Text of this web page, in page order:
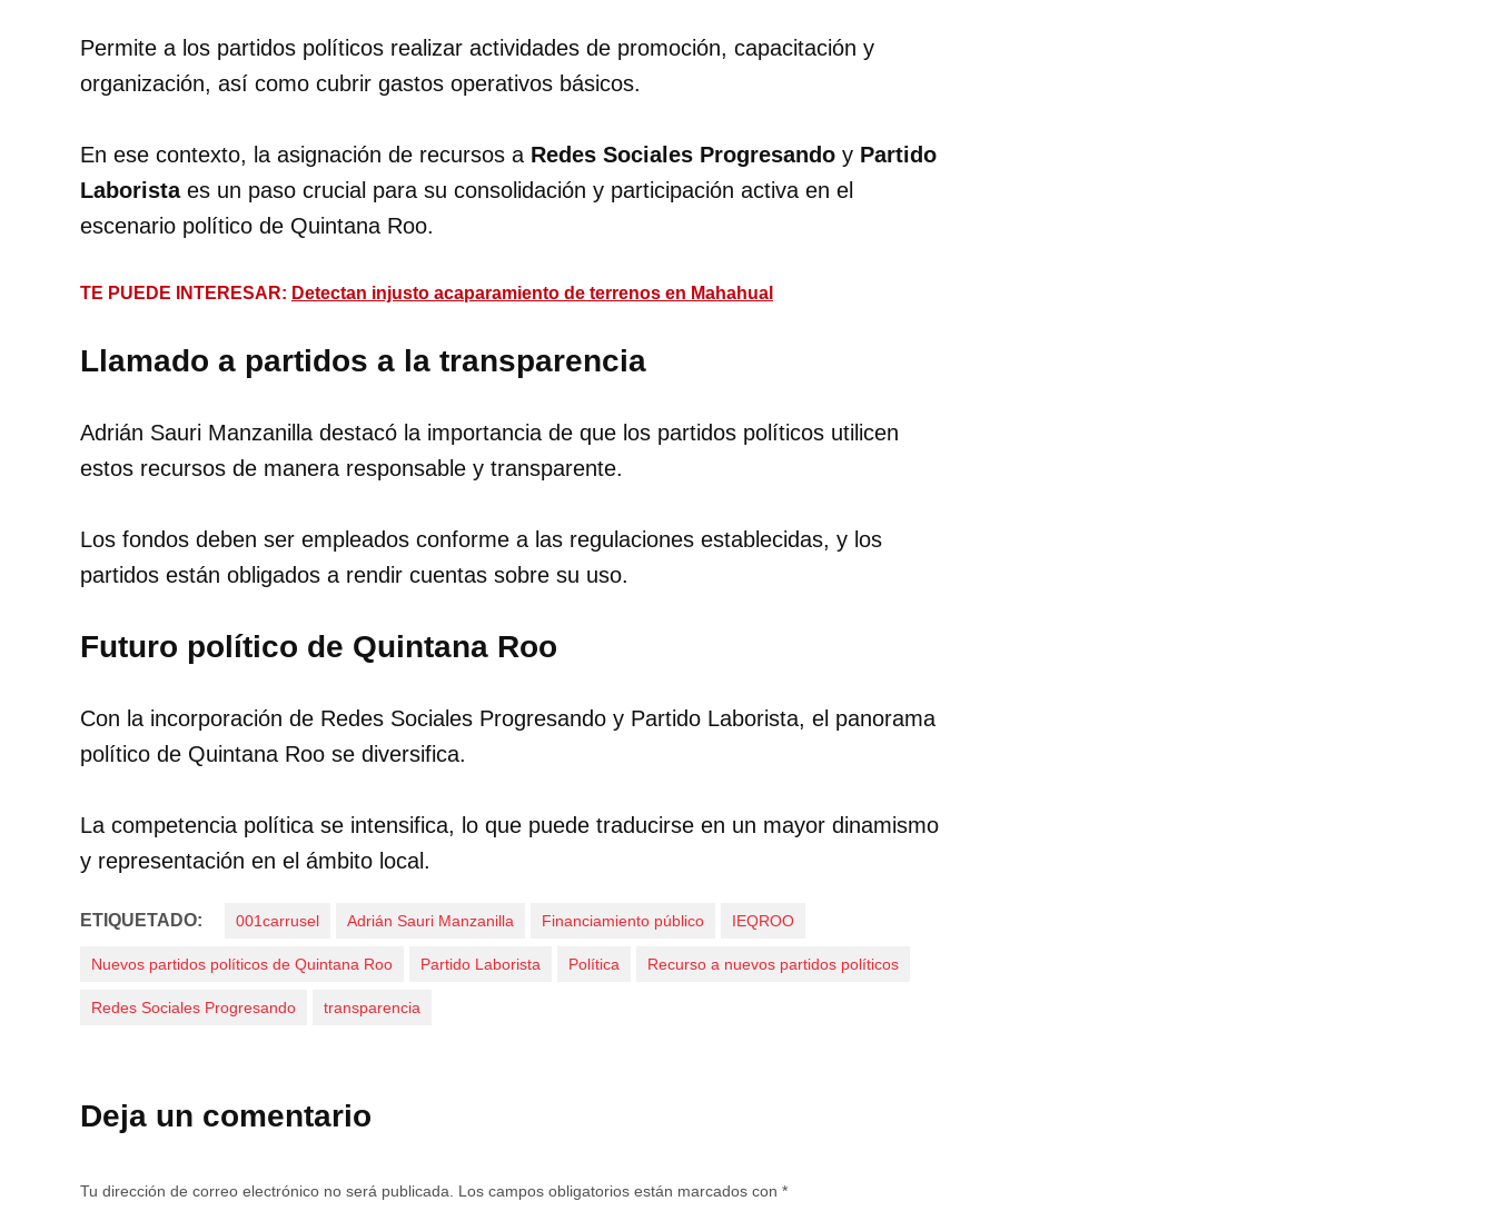
Permite a los partidos políticos realizar actividades de promoción, capacitación y
organización, así como cubrir gastos operativos básicos.
En ese contexto, la asignación de recursos a Redes Sociales Progresando y Partido
Laborista es un paso crucial para su consolidación y participación activa en el
escenario político de Quintana Roo.
TE PUEDE INTERESAR: Detectan injusto acaparamiento de terrenos en Mahahual
Llamado a partidos a la transparencia
Adrián Sauri Manzanilla destacó la importancia de que los partidos políticos utilicen
estos recursos de manera responsable y transparente.
Los fondos deben ser empleados conforme a las regulaciones establecidas, y los
partidos están obligados a rendir cuentas sobre su uso.
Futuro político de Quintana Roo
Con la incorporación de Redes Sociales Progresando y Partido Laborista, el panorama
político de Quintana Roo se diversifica.
La competencia política se intensifica, lo que puede traducirse en un mayor dinamismo
y representación en el ámbito local.
ETIQUETADO: 001carrusel Adrián Sauri Manzanilla Financiamiento público IEQROO
Nuevos partidos políticos de Quintana Roo Partido Laborista Política Recurso a nuevos partidos políticos
Redes Sociales Progresando transparencia
Deja un comentario
Tu dirección de correo electrónico no será publicada. Los campos obligatorios están marcados con *